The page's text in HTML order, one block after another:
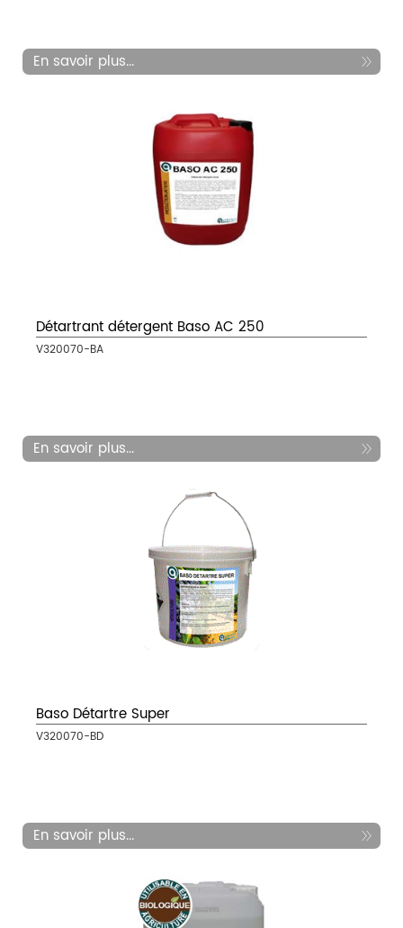
En savoir plus...
Détartrant détergent Baso AC 250
V320070-BA
En savoir plus...
Baso Détartre Super
V320070-BD
En savoir plus...